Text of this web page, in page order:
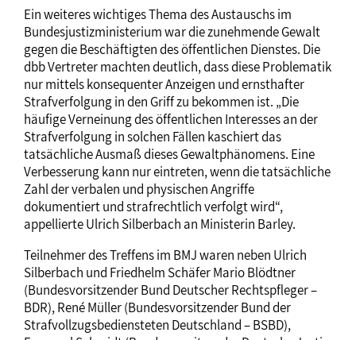
Ein weiteres wichtiges Thema des Austauschs im
Bundesjustizministerium war die zunehmende Gewalt
gegen die Beschäftigten des öffentlichen Dienstes. Die
dbb Vertreter machten deutlich, dass diese Problematik
nur mittels konsequenter Anzeigen und ernsthafter
Strafverfolgung in den Griff zu bekommen ist. „Die
häufige Verneinung des öffentlichen Interesses an der
Strafverfolgung in solchen Fällen kaschiert das
tatsächliche Ausmaß dieses Gewaltphänomens. Eine
Verbesserung kann nur eintreten, wenn die tatsächliche
Zahl der verbalen und physischen Angriffe
dokumentiert und strafrechtlich verfolgt wird“,
appellierte Ulrich Silberbach an Ministerin Barley.
Teilnehmer des Treffens im BMJ waren neben Ulrich
Silberbach und Friedhelm Schäfer Mario Blödtner
(Bundesvorsitzender Bund Deutscher Rechtspfleger –
BDR), René Müller (Bundesvorsitzender Bund der
Strafvollzugsbediensteten Deutschland – BSBD),